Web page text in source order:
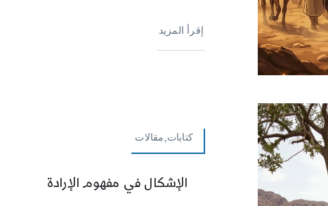
إقرأ المزيد
كتابات,مقالات
الإشكال في مفهوم الإرادة